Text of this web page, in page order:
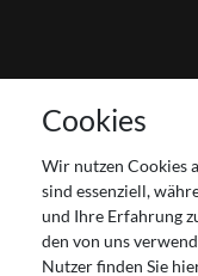
Cookies
Wir nutzen Cookies
sind essenziell,
und Ihre Erfahrung
den von uns
Nutzer finden Sie